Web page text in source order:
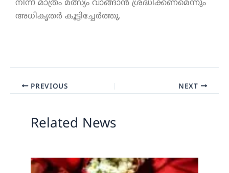
നിന്ന് മാത്രം മത്സ്യം വാങ്ങാൻ ശ്രദ്ധിക്കണമെന്നും
അധികൃതർ കൂട്ടിച്ചേർത്തു.
PREVIOUS NEXT
Related News